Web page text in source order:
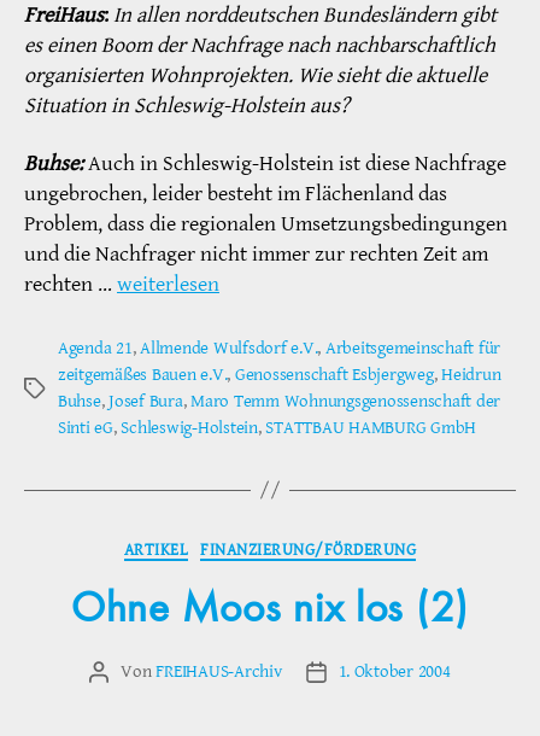
FreiHaus:In allen norddeutschen Bundesländern gibt
es einen Boom der Nachfrage nach nachbarschaftlich
organisierten Wohnprojekten. Wie sieht die aktuelle
Situation in Schleswig-Holstein aus?
Buhse:Auch in Schleswig-Holstein ist diese Nachfrage
ungebrochen, leider besteht im Flächenland das
Problem, dass die regionalen Umsetzungsbedingungen
und die Nachfrager nicht immer zur rechten Zeit am
rechten … weiterlesen
Schlagwörter
Agenda 21,Allmende Wulfsdorf e.V., Arbeitsgemeinschaft für
zeitgemäßes Bauen e.V., Genossenschaft Esbjergweg,Heidrun
Buhse,Josef Bura,Maro Temm Wohnungsgenossenschaft der
Sinti eG,Schleswig-Holstein,STATTBAU HAMBURG GmbH
Kategorien
ARTIKEL FINANZIERUNG/FÖRDERUNG
Ohne Moos nix los (2)
Beitragsautor
VonFREIHAUS-Archiv Veröffentlichungsdatum
1. Oktober 2004